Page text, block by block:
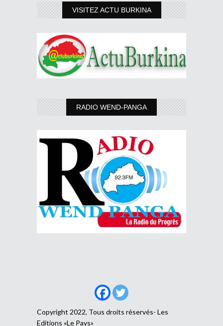
VISITEZ ACTU BURKINA
RADIO WEND-PANGA
Copyright 2022, Tous droits réservés- Les
Editions «Le Pays»